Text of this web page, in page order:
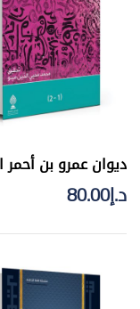
ديوان عمرو بن أحمر
د.إ80.00